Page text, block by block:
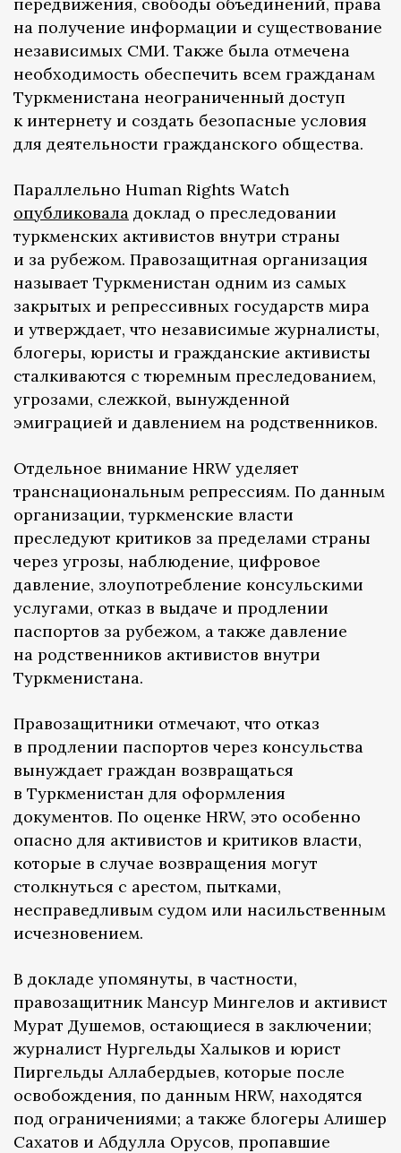
на получение информации и существование
независимых СМИ. Также была отмечена
необходимость обеспечить всем гражданам
Туркменистана неограниченный доступ
к интернету и создать безопасные условия
для деятельности гражданского общества.
Параллельно Human Rights Watch
опубликовала доклад о преследовании
туркменских активистов внутри страны
и за рубежом. Правозащитная организация
называет Туркменистан одним из самых
закрытых и репрессивных государств мира
и утверждает, что независимые журналисты,
блогеры, юристы и гражданские активисты
сталкиваются с тюремным преследованием,
угрозами, слежкой, вынужденной
эмиграцией и давлением на родственников.
Отдельное внимание HRW уделяет
транснациональным репрессиям. По данным
организации, туркменские власти
преследуют критиков за пределами страны
через угрозы, наблюдение, цифровое
давление, злоупотребление консульскими
услугами, отказ в выдаче и продлении
паспортов за рубежом, а также давление
на родственников активистов внутри
Туркменистана.
Правозащитники отмечают, что отказ
в продлении паспортов через консульства
вынуждает граждан возвращаться
в Туркменистан для оформления
документов. По оценке HRW, это особенно
опасно для активистов и критиков власти,
которые в случае возвращения могут
столкнуться с арестом, пытками,
несправедливым судом или насильственным
исчезновением.
В докладе упомянуты, в частности,
правозащитник Мансур Мингелов и активист
Мурат Душемов, остающиеся в заключении;
журналист Нургельды Халыков и юрист
Пиргельды Аллабердыев, которые после
освобождения, по данным HRW, находятся
под ограничениями; а также блогеры Алишер
Сахатов и Абдулла Орусов, пропавшие